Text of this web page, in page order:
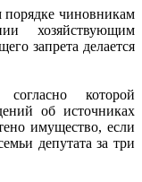
порядке чиновникам
хозяйствующим
запрета делается
которой
об источниках
имущество, если
депутата за три